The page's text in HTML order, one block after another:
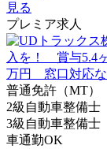
見る
プレミア求人
普通免許（MT）
2級自動車整備士
3級自動車整備士
車通勤OK